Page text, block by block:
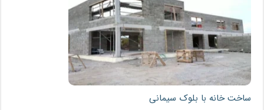
ساخت خانه با بلوک سیمانی